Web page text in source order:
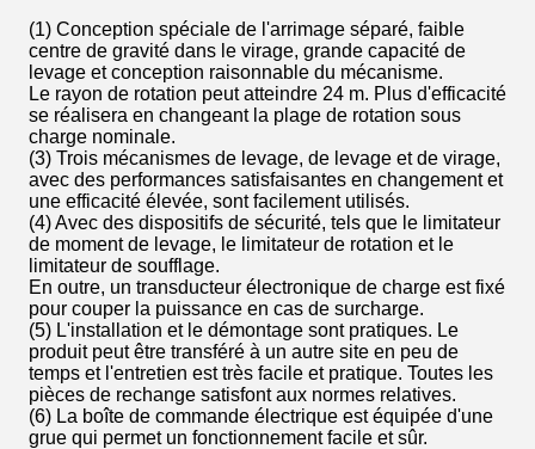
(1) Conception spéciale de l'arrimage séparé, faible
centre de gravité dans le virage, grande capacité de
levage et conception raisonnable du mécanisme.
Le rayon de rotation peut atteindre 24 m. Plus d'efficacité
se réalisera en changeant la plage de rotation sous
charge nominale.
(3) Trois mécanismes de levage, de levage et de virage,
avec des performances satisfaisantes en changement et
une efficacité élevée, sont facilement utilisés.
(4) Avec des dispositifs de sécurité, tels que le limitateur
de moment de levage, le limitateur de rotation et le
limitateur de soufflage.
En outre, un transducteur électronique de charge est fixé
pour couper la puissance en cas de surcharge.
(5) L'installation et le démontage sont pratiques. Le
produit peut être transféré à un autre site en peu de
temps et l'entretien est très facile et pratique. Toutes les
pièces de rechange satisfont aux normes relatives.
(6) La boîte de commande électrique est équipée d'une
grue qui permet un fonctionnement facile et sûr.